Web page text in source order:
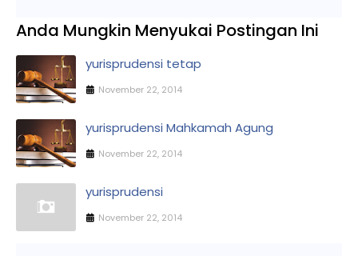
Anda Mungkin Menyukai Postingan Ini
yurisprudensi tetap
November 22, 2014
yurisprudensi Mahkamah Agung
November 22, 2014
yurisprudensi
November 22, 2014